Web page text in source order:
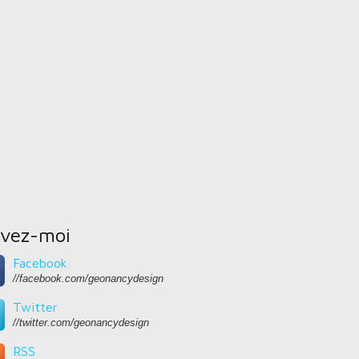
moi
Facebook
//facebook.com/geonancydesign
Twitter
//twitter.com/geonancydesign
RSS